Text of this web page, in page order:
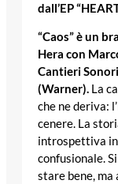
dall’EP
“Caos” è un
Hera con
Cantieri
(Warner). La
che ne deriva:
cenere. La
introspettiva
confusionale.
stare bene, ma